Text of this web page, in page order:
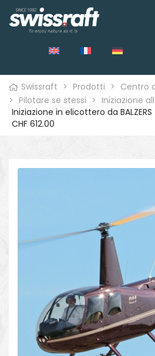
Swissraft > Prodotti > Centro
> Pilotare se stessi > Iniziazione
Iniziazione in elicottero da BALZERS
CHF 612.00